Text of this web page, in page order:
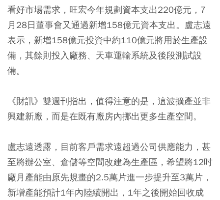
看好市場需求，旺宏今年規劃資本支出220億元，7
月28日董事會又通過新增158億元資本支出。盧志遠
表示，新增158億元投資中約110億元將用於生產設
備，其餘則投入廠務、天車運輸系統及後段測試設
備。
《財訊》雙週刊指出，值得注意的是，這波擴產並非
興建新廠，而是在既有廠房內挪出更多生產空間。
盧志遠透露，目前客戶需求遠超過公司供應能力，甚
至將辦公室、倉儲等空間改建為生產區，希望將12吋
廠月產能由原先規畫的2.5萬片進一步提升至3萬片，
新增產能預計1年內陸續開出，1年之後開始回收成